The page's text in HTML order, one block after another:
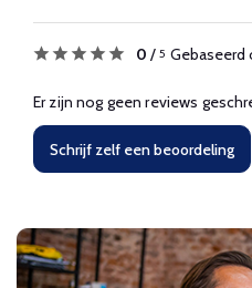
0 / 5 Gebaseerd
Er zijn nog geen reviews
Schrijf zelf een beoordeling